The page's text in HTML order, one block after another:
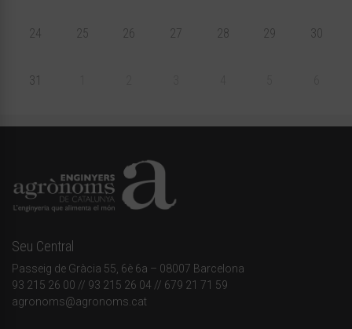
24 25 26 27 28 29 30
31
Seu Central
Passeig de Gràcia 55, 6è 6a – 08007 Barcelona
93 215 26 00 // 93 215 26 04 // 679 21 71 59
agronoms@agronoms.cat